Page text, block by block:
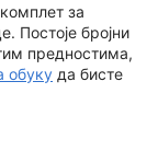
за
Постоје бројни
предностима,
обуку да бисте